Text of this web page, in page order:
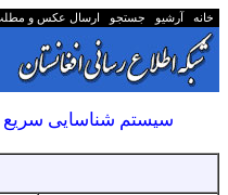
خانه آرشیو جستجو ارسال عکس و
سیستم شناسایی سریع